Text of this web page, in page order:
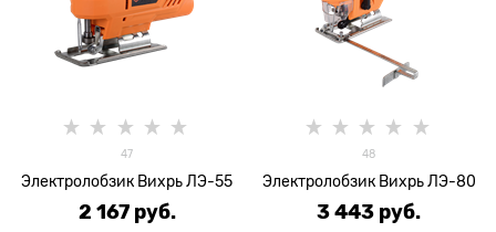
47
Электролобзик Вихрь ЛЭ-55
2 167 руб.
48
Электролобзик Вихрь ЛЭ-80
3 443 руб.